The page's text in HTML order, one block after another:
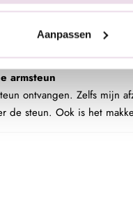
Aanpassen
armsteun
ontvangen. Zelfs mijn
de steun. Ook is het